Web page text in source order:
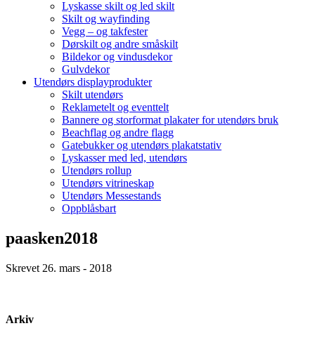
Lyskasse skilt og led skilt
Skilt og wayfinding
Vegg – og takfester
Dørskilt og andre småskilt
Bildekor og vindusdekor
Gulvdekor
Utendørs displayprodukter
Skilt utendørs
Reklametelt og eventtelt
Bannere og storformat plakater for utendørs bruk
Beachflag og andre flagg
Gatebukker og utendørs plakatstativ
Lyskasser med led, utendørs
Utendørs rollup
Utendørs vitrineskap
Utendørs Messestands
Oppblåsbart
paasken2018
Skrevet 26. mars - 2018
Arkiv